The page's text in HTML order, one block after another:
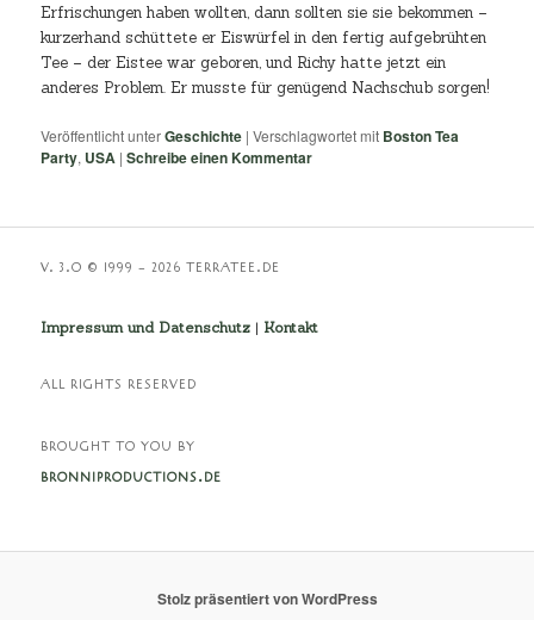
Erfrischungen haben wollten, dann sollten sie sie bekommen –
kurzerhand schüttete er Eiswürfel in den fertig aufgebrühten
Tee – der Eistee war geboren, und Richy hatte jetzt ein
anderes Problem. Er musste für genügend Nachschub sorgen!
Veröffentlicht unterGeschichte |Verschlagwortet mit Boston Tea
Party, USA |Schreibe einen Kommentar
V. 3.O © 1999 – 2026 TERRATEE.DE
Impressum und Datenschutz | Kontakt
ALL RIGHTS RESERVED
BROUGHT TO YOU BY
BRONNIPRODUCTIONS.DE
Stolz präsentiert von WordPress